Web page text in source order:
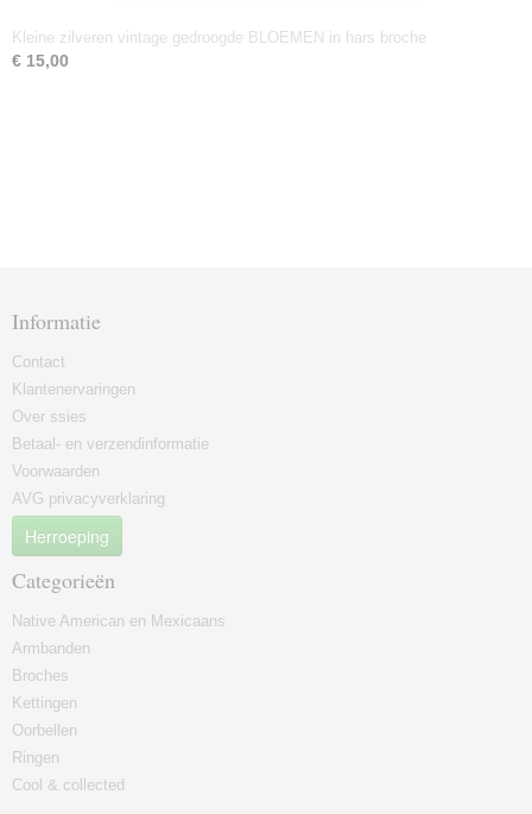
Kleine zilveren vintage gedroogde BLOEMEN in hars broche
€ 15,00
Informatie
Contact
Klantenervaringen
Over ssies
Betaal- en verzendinformatie
Voorwaarden
AVG privacyverklaring
Herroeping
Categorieën
Native American en Mexicaans
Armbanden
Broches
Kettingen
Oorbellen
Ringen
Cool & collected